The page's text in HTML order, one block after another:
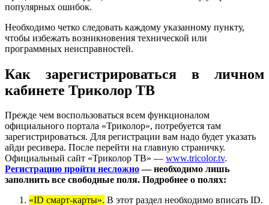
популярных ошибок.
Необходимо четко следовать каждому указанному пункту,
чтобы избежать возникновения технической или
программных неисправностей.
Как зарегистрироваться в личном
кабинете Триколор ТВ
Прежде чем воспользоваться всем функционалом
официального портала «Триколор», потребуется там
зарегистрироваться. Для регистрации вам надо будет указать
айди ресивера. После перейти на главную страничку.
Официальный сайт «Триколор ТВ» — www.tricolor.tv.
Регистрацию пройти несложно— необходимо лишь
заполнить все свободные поля. Подробнее о полях:
«ID смарт-карты». В этот раздел необходимо вписать ID.